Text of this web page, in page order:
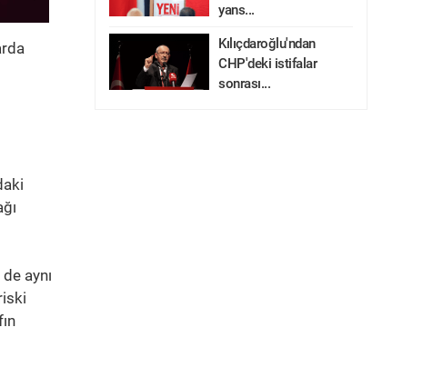
aynı
yans...
Kılıçdaroğlu'ndan
CHP'deki istifalar
sonrası...